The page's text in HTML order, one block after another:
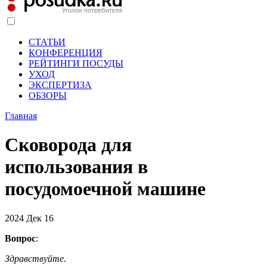
СТАТЬИ
КОНФЕРЕНЦИЯ
РЕЙТИНГИ ПОСУДЫ
УХОД
ЭКСПЕРТИЗА
ОБЗОРЫ
Главная
Сковорода для
использования в
посудомоечной машине
2024 Дек 16
Вопрос:
Здравствуйте.